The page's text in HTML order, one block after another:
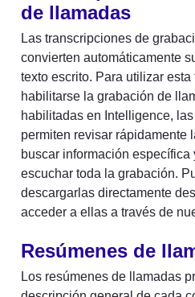
de llamadas
Las transcripciones de
convierten automáticamente
texto escrito. Para utilizar
habilitarse la grabación de
habilitadas en Intelligence,
permiten revisar rápidamente
buscar información
escuchar toda la grabación.
descargarlas directamente
acceder a ellas a través de
Resúmenes de
Los resúmenes de llamadas